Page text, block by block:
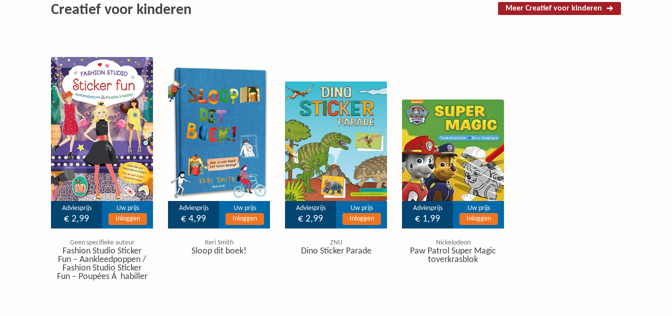
Creatief voor kinderen Meer Creatief voor kinderen
Adviesprijs
€ 2,99
Uw prijs
Inloggen
Geen specifieke auteur
Fashion Studio Sticker
Fun – Aankleedpoppen /
Fashion Studio Sticker
Fun – Poupées Á habiller
Adviesprijs
€ 4,99
Uw prijs
Inloggen
Keri Smith
Sloop dit boek!
Adviesprijs
€ 2,99
Uw prijs
Inloggen
ZNU
Dino Sticker Parade
Adviesprijs
€ 1,99
Uw prijs
Inloggen
Nickelodeon
Paw Patrol Super Magic
toverkrasblok